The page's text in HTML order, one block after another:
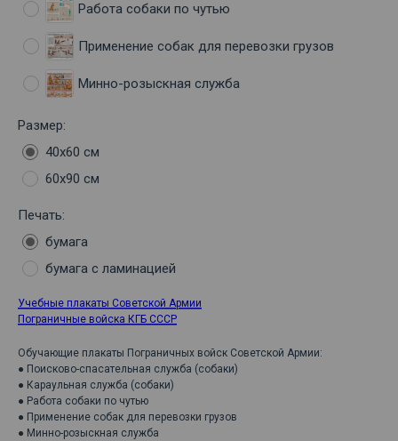
Работа собаки по чутью
Применение собак для перевозки грузов
Минно-розыскная служба
Размер:
40х60 см
60х90 см
Печать:
бумага
бумага с ламинацией
Учебные плакаты Советской Армии
Пограничные войска КГБ СССР
Обучающие плакаты Пограничных войск Советской Армии:
● Поисково-спасательная служба (собаки)
● Караульная служба (собаки)
● Работа собаки по чутью
● Применение собак для перевозки грузов
● Минно-розыскная служба